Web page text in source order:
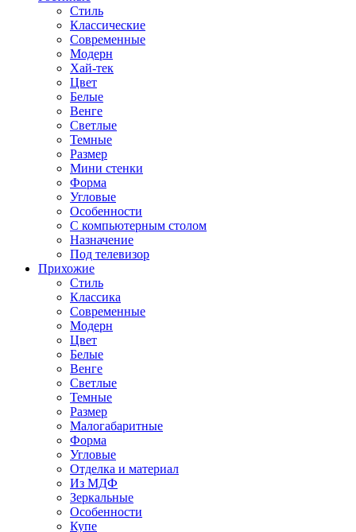
Стиль
Классические
Современные
Модерн
Хай-тек
Цвет
Белые
Венге
Светлые
Темные
Размер
Мини стенки
Форма
Угловые
Особенности
С компьютерным столом
Назначение
Под телевизор
Прихожие
Стиль
Классика
Современные
Модерн
Цвет
Белые
Венге
Светлые
Темные
Размер
Малогабаритные
Форма
Угловые
Отделка и материал
Из МДФ
Зеркальные
Особенности
Купе